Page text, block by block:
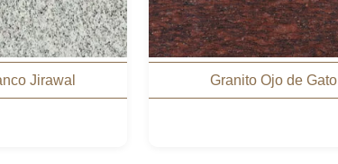
Jirawal Granito Ojo de Gato